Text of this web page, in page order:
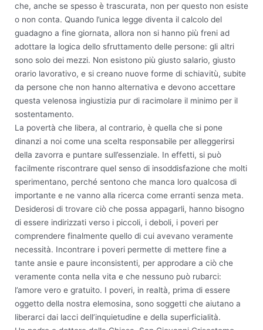
che, anche se spesso è trascurata, non per questo non esiste
o non conta. Quando l’unica legge diventa il calcolo del
guadagno a fine giornata, allora non si hanno più freni ad
adottare la logica dello sfruttamento delle persone: gli altri
sono solo dei mezzi. Non esistono più giusto salario, giusto
orario lavorativo, e si creano nuove forme di schiavitù, subite
da persone che non hanno alternativa e devono accettare
questa velenosa ingiustizia pur di racimolare il minimo per il
sostentamento.
La povertà che libera, al contrario, è quella che si pone
dinanzi a noi come una scelta responsabile per alleggerirsi
della zavorra e puntare sull’essenziale. In effetti, si può
facilmente riscontrare quel senso di insoddisfazione che molti
sperimentano, perché sentono che manca loro qualcosa di
importante e ne vanno alla ricerca come erranti senza meta.
Desiderosi di trovare ciò che possa appagarli, hanno bisogno
di essere indirizzati verso i piccoli, i deboli, i poveri per
comprendere finalmente quello di cui avevano veramente
necessità. Incontrare i poveri permette di mettere fine a
tante ansie e paure inconsistenti, per approdare a ciò che
veramente conta nella vita e che nessuno può rubarci:
l’amore vero e gratuito. I poveri, in realtà, prima di essere
oggetto della nostra elemosina, sono soggetti che aiutano a
liberarci dai lacci dell’inquietudine e della superficialità.